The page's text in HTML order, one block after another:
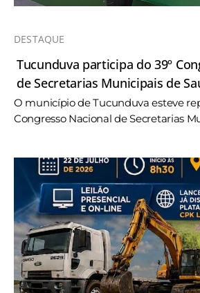
DESTAQUE
Tucunduva participa do 39º
de Secretarias Municipais de
O município de Tucunduva esteve
Congresso Nacional de Secretarias